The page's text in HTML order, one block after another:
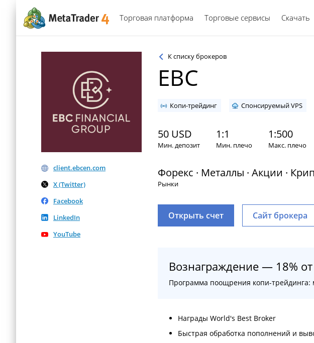
Торговая платформа Торговые сервисы Скачать
К списку брокеров
EBC
Копи-трейдинг Спонсируемый VPS
50 USD
Мин. депозит
1:1
Мин. плечо
1:500
Макс. плечо
Форекс · Металлы · Акции ·
Рынки
Открыть счет Сайт брокера
Вознаграждение — 18%
Программа поощрения копи-
Награды World's Best Broker
Быстрая обработка пополнений и
client.ebcen.com
X (Twitter)
Facebook
LinkedIn
YouTube